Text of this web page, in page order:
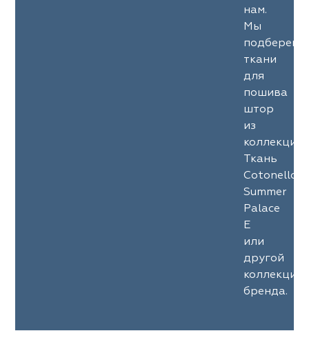
нам.
Мы
подберем
ткани
для
пошива
штор
из
Ткань
Cotonello
Summer
Palace
E
или
другой
коллекции
бренда.